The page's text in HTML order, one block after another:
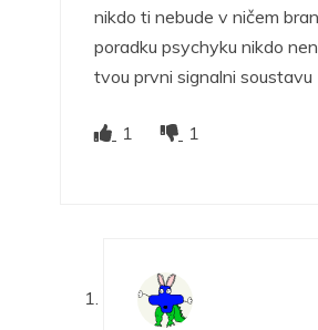
nikdo ti nebude v ničem
poradku psychyku nikdo
tvou prvni signalni soustavu
1 1